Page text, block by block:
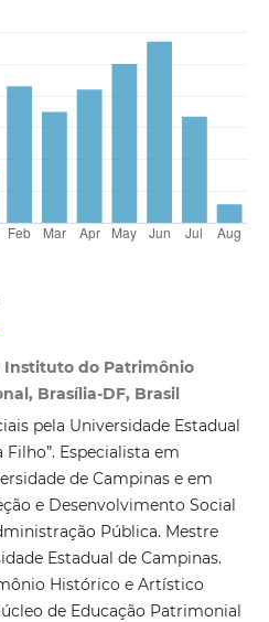
Instituto do Patrimônio
Brasília-DF, Brasil
pela Universidade Estadual
Especialista em
de Campinas e em
e Desenvolvimento Social
Pública. Mestre
Estadual de Campinas.
Histórico e Artístico
de Educação Patrimonial